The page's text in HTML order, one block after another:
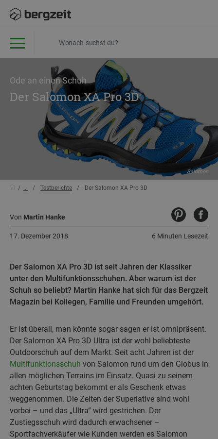
Ode an einen Schuh
Der Salomon XA Pro 3D
Salomon
... Testberichte Der Salomon XA Pro 3D
Von Martin Hanke
6 Minuten Lesezeit
17. Dezember 2018
Der Salomon XA Pro 3D ist seit Jahren der Klassiker
unter den Multifunktionsschuhen. Aber warum ist der
Schuh so beliebt? Martin Hanke hat sich für das Bergzeit
Magazin bei Kollegen, Familie und Freunden umgehört.
Er ist überall, man könnte sogar sagen er ist omnipräsent.
Der Salomon XA Pro 3D Ultra ist der wohl beliebteste
Outdoorschuh auf dem Markt. Seit acht Jahren ist der
Multifunktionsschuh von Salomon rund um den Globus in
allen möglichen Terrains im Einsatz. Quasi zu seinem
achten Geburtstag bekommt er als Geschenk etwas
weggenommen. Die Zeiten der Superlative sind wohl
vorbei – und das „Ultra“ wird gestrichen. Der
Zustiegsschuh wird dadurch erwachsener –
Sportfachverkäufer wie Kunden werden es Salomon